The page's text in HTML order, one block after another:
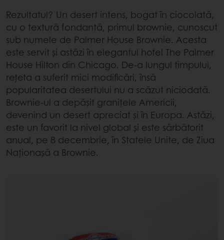
Rezultatul? Un desert intens, bogat în ciocolată,
cu o textură fondantă, primul brownie, cunoscut
sub numele de Palmer House Brownie. Acesta
este servit și astăzi în elegantul hotel The Palmer
House Hilton din Chicago. De-a lungul timpului,
rețeta a suferit mici modificări, însă
popularitatea desertului nu a scăzut niciodată.
Brownie-ul a depășit granițele Americii,
devenind un desert apreciat și în Europa. Astăzi,
este un favorit la nivel global și este sărbătorit
anual, pe 8 decembrie, în Statele Unite, de Ziua
Naționașă a Brownie.